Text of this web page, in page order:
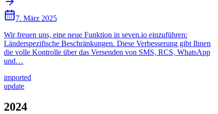
7. März 2025
Wir freuen uns, eine neue Funktion in seven.io einzuführen:
Länderspezifische Beschränkungen. Diese Verbesserung gibt Ihnen
die volle Kontrolle über das Versenden von SMS, RCS, WhatsApp
und…
imported
update
2024